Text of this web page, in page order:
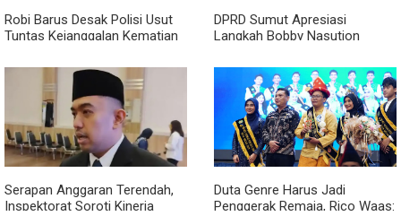
Robi Barus Desak Polisi Usut
Tuntas Kejanggalan Kematian
Minta Otopsi Ulang
DPRD Sumut Apresiasi
Langkah Bobby Nasution
Dinilai Percepat Pembangunan
Serapan Anggaran Terendah,
Inspektorat Soroti Kinerja
Duta Genre Harus Jadi
Penggerak Remaja, Rico Waas: